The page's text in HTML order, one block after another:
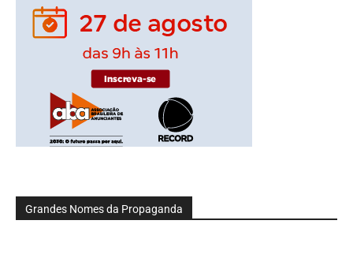
Grandes Nomes da Propaganda